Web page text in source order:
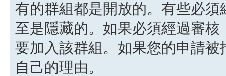
有的群組都是開放的。有些必
至是隱藏的。如果必須經過審
要加入該群組。如果您的申請
自己的理由。